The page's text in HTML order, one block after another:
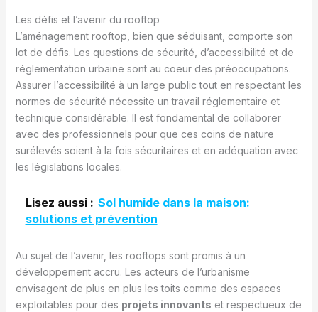
Les défis et l’avenir du rooftop
L’aménagement rooftop, bien que séduisant, comporte son
lot de défis. Les questions de sécurité, d’accessibilité et de
réglementation urbaine sont au coeur des préoccupations.
Assurer l’accessibilité à un large public tout en respectant les
normes de sécurité nécessite un travail réglementaire et
technique considérable. Il est fondamental de collaborer
avec des professionnels pour que ces coins de nature
surélevés soient à la fois sécuritaires et en adéquation avec
les législations locales.
Lisez aussi : Sol humide dans la maison:
solutions et prévention
Au sujet de l’avenir, les rooftops sont promis à un
développement accru. Les acteurs de l’urbanisme
envisagent de plus en plus les toits comme des espaces
exploitables pour des projets innovants et respectueux de